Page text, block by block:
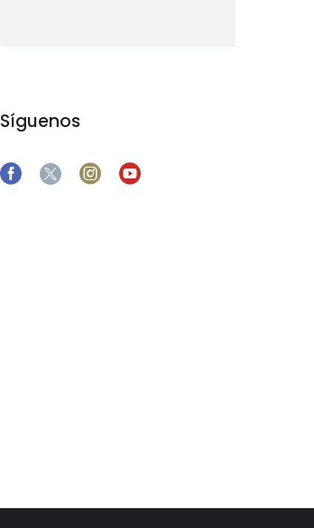
Síguenos